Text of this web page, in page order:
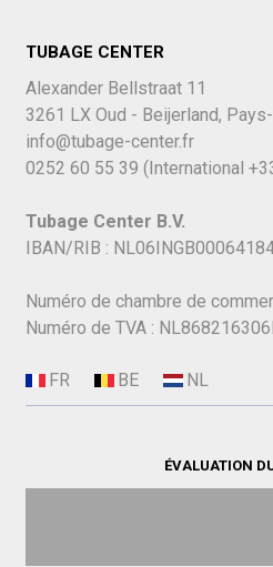
TUBAGE CENTER
Alexander Bellstraat 11
3261 LX Oud - Beijerland,
info@tubage-center.fr
0252 60 55 39 (International
Tubage Center B.V.
IBAN/RIB :
Numéro de chambre de
Numéro de TVA :
ÉVALUATION